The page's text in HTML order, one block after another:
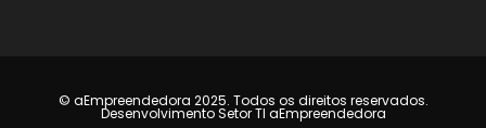
© aEmpreendedora 2025. Todos os direitos reservados.
Desenvolvimento Setor TI aEmpreendedora